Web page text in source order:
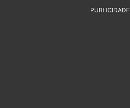
PUBLICIDADE